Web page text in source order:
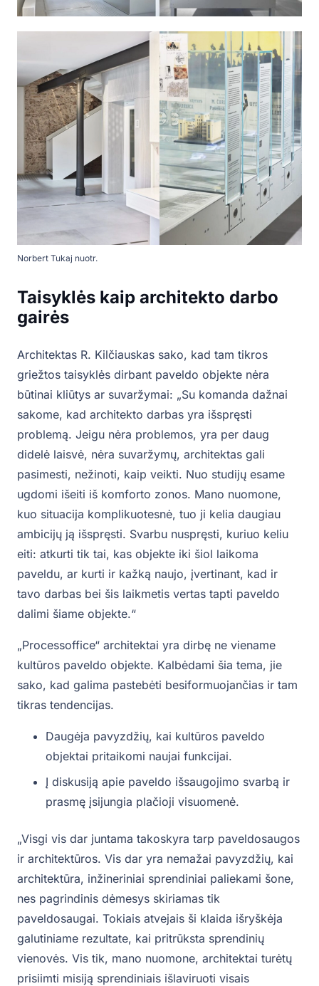
Norbert Tukaj nuotr.
Taisyklės kaip architekto darbo
gairės
Architektas R. Kilčiauskas sako, kad tam tikros
griežtos taisyklės dirbant paveldo objekte nėra
būtinai kliūtys ar suvaržymai: „Su komanda dažnai
sakome, kad architekto darbas yra išspręsti
problemą. Jeigu nėra problemos, yra per daug
didelė laisvė, nėra suvaržymų, architektas gali
pasimesti, nežinoti, kaip veikti. Nuo studijų esame
ugdomi išeiti iš komforto zonos. Mano nuomone,
kuo situacija komplikuotesnė, tuo ji kelia daugiau
ambicijų ją išspręsti. Svarbu nuspręsti, kuriuo keliu
eiti: atkurti tik tai, kas objekte iki šiol laikoma
paveldu, ar kurti ir kažką naujo, įvertinant, kad ir
tavo darbas bei šis laikmetis vertas tapti paveldo
dalimi šiame objekte.“
„Processoffice“ architektai yra dirbę ne viename
kultūros paveldo objekte. Kalbėdami šia tema, jie
sako, kad galima pastebėti besiformuojančias ir tam
tikras tendencijas.
Daugėja pavyzdžių, kai kultūros paveldo
objektai pritaikomi naujai funkcijai.
Į diskusiją apie paveldo išsaugojimo svarbą ir
prasmę įsijungia plačioji visuomenė.
„Visgi vis dar juntama takoskyra tarp paveldosaugos
ir architektūros. Vis dar yra nemažai pavyzdžių, kai
architektūra, inžineriniai sprendiniai paliekami šone,
nes pagrindinis dėmesys skiriamas tik
paveldosaugai. Tokiais atvejais ši klaida išryškėja
galutiniame rezultate, kai pritrūksta sprendinių
vienovės. Vis tik, mano nuomone, architektai turėtų
prisiimti misiją sprendiniais išlaviruoti visais